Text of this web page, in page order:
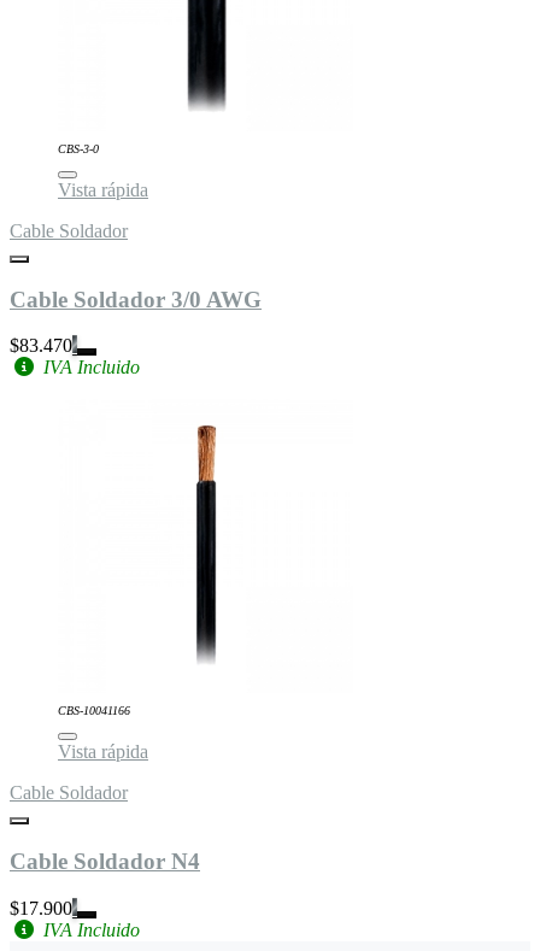
CBS-3-0
Vista rápida
Cable Soldador
Cable Soldador 3/0 AWG
$83.470
IVA Incluido
CBS-10041166
Vista rápida
Cable Soldador
Cable Soldador N4
$17.900
IVA Incluido